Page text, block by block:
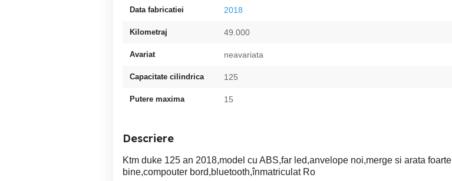
Data fabricatiei 2018
Kilometraj 49.000
Avariat neavariata
Capacitate cilindrica 125
Putere maxima 15
Descriere
Ktm duke 125 an 2018,model cu ABS,far led,anvelope noi,merge si arata foarte
bine,compouter bord,bluetooth,înmatriculat Ro